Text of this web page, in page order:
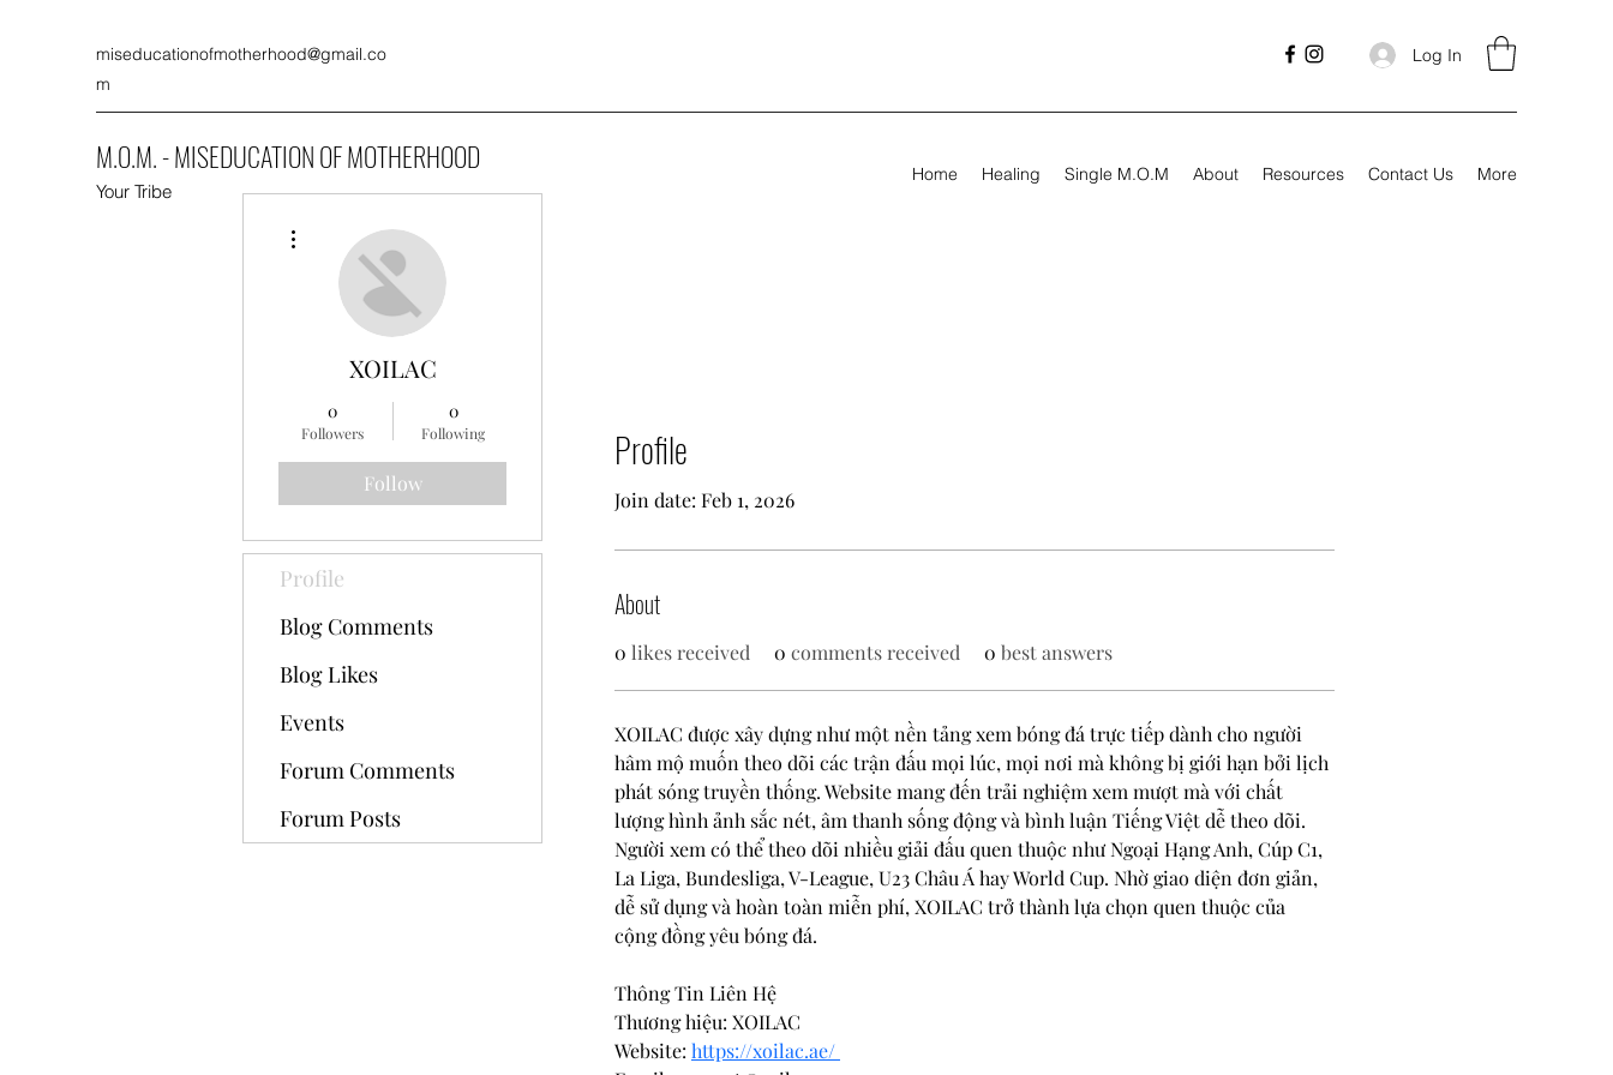
miseducationofmotherhood@gmail.co
m
Log In
M.O.M. - MISEDUCATION OF MOTHERHOOD
Your Tribe
Home Healing Single M.O.M About Resources Contact Us More
Profile
Join date: Feb 1, 2026
About
0 likes received 0 comments received 0 best answers
XOILAC được xây dựng như một nền tảng xem bóng đá trực tiếp dành cho người
hâm mộ muốn theo dõi các trận đấu mọi lúc, mọi nơi mà không bị giới hạn bởi lịch
phát sóng truyền thống. Website mang đến trải nghiệm xem mượt mà với chất
lượng hình ảnh sắc nét, âm thanh sống động và bình luận Tiếng Việt dễ theo dõi.
Người xem có thể theo dõi nhiều giải đấu quen thuộc như Ngoại Hạng Anh, Cúp C1,
La Liga, Bundesliga, V-League, U23 Châu Á hay World Cup. Nhờ giao diện đơn giản,
dễ sử dụng và hoàn toàn miễn phí, XOILAC trở thành lựa chọn quen thuộc của
cộng đồng yêu bóng đá.
Thông Tin Liên Hệ
Thương hiệu: XOILAC
Website: https://xoilac.ae/
XOILAC
0
Followers
0
Following
Follow
Profile
Blog Comments
Blog Likes
Events
Forum Comments
Forum Posts